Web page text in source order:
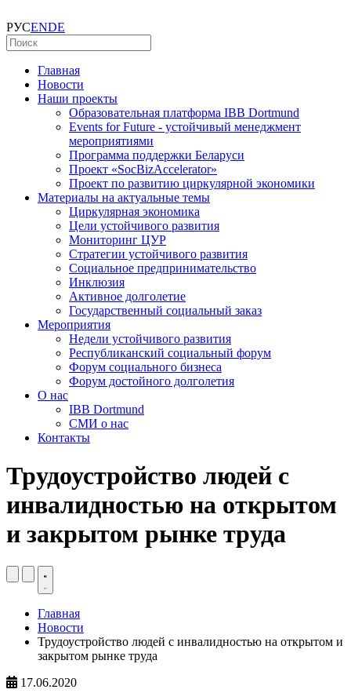
РУСENDE
Главная
Новости
Наши проекты
Образовательная платформа IBB Dortmund
Events for Future - устойчивый менеджмент
мероприятиями
Программа поддержки Беларуси
Проект «SocBizAccelerator»
Проект по развитию циркулярной экономики
Материалы на актуальные темы
Циркулярная экономика
Цели устойчивого развития
Мониторинг ЦУР
Стратегии устойчивого развития
Социальное предпринимательство
Инклюзия
Активное долголетие
Государственный социальный заказ
Мероприятия
Недели устойчивого развития
Республиканский социальный форум
Форум социального бизнеса
Форум достойного долголетия
О нас
IBB Dortmund
СМИ о нас
Контакты
Трудоустройство людей с
инвалидностью на открытом
и закрытом рынке труда
Главная
Новости
Трудоустройство людей с инвалидностью на открытом и
закрытом рынке труда
17.06.2020